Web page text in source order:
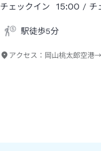
チェックイン
15:00 / チ
駅徒歩5分
アクセス： 岡山桃太郎空港